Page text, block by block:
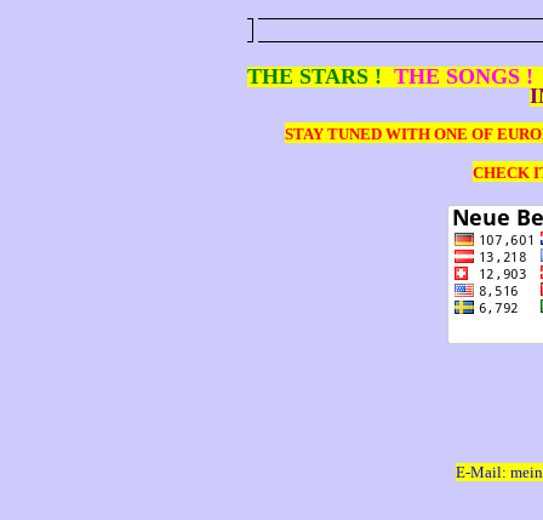
THE STARS ! THE SONGS !
STAY TUNED WITH ONE OF
CHECK
E-Mail: